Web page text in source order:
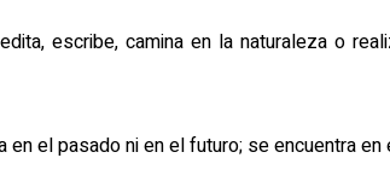
escribe, camina en la naturaleza o
en el pasado ni en el futuro; se encuentra